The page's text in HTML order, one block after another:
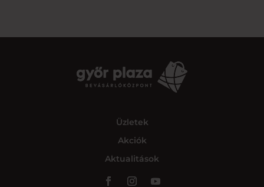
Üzletek
Akciók
Aktualitások